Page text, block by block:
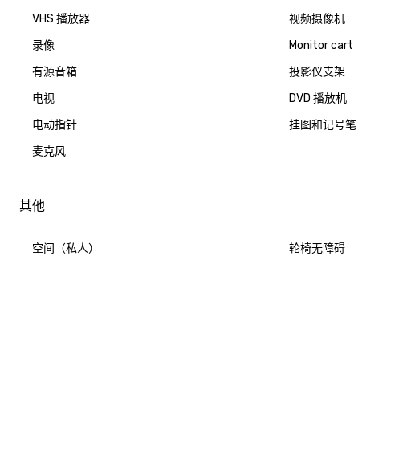
VHS 播放器
视频摄像机
录像
Monitor cart
有源音箱
投影仪支架
电视
DVD 播放机
电动指针
挂图和记号笔
麦克风
其他
空间（私人） 轮椅无障碍